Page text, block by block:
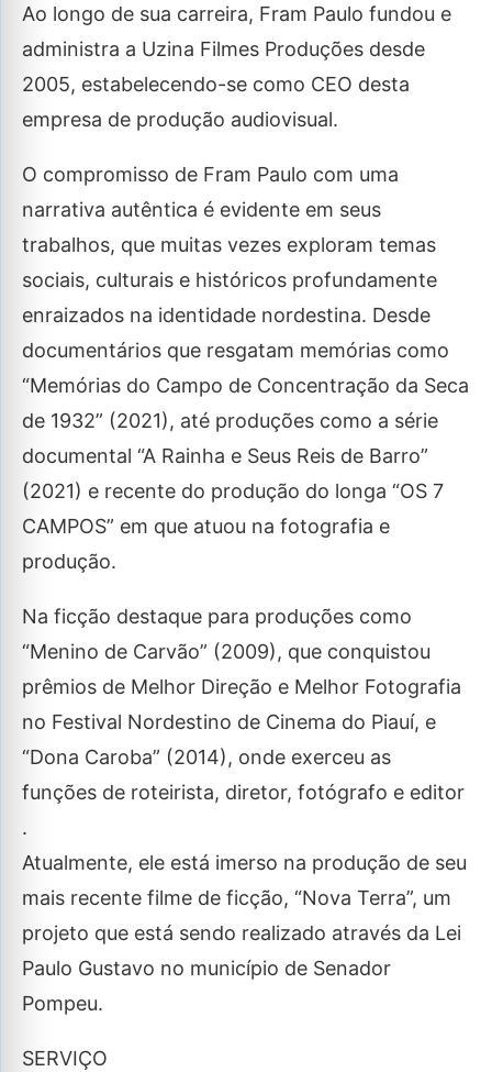
Ao longo de sua carreira, Fram Paulo fundou e
administra a Uzina Filmes Produções desde
2005, estabelecendo-se como CEO desta
empresa de produção audiovisual.
O compromisso de Fram Paulo com uma
narrativa autêntica é evidente em seus
trabalhos, que muitas vezes exploram temas
sociais, culturais e históricos profundamente
enraizados na identidade nordestina. Desde
documentários que resgatam memórias como
“Memórias do Campo de Concentração da Seca
de 1932” (2021), até produções como a série
documental “A Rainha e Seus Reis de Barro”
(2021) e recente do produção do longa “OS 7
CAMPOS” em que atuou na fotografia e
produção.
Na ficção destaque para produções como
“Menino de Carvão” (2009), que conquistou
prêmios de Melhor Direção e Melhor Fotografia
no Festival Nordestino de Cinema do Piauí, e
“Dona Caroba” (2014), onde exerceu as
funções de roteirista, diretor, fotógrafo e editor
.
Atualmente, ele está imerso na produção de seu
mais recente filme de ficção, “Nova Terra”, um
projeto que está sendo realizado através da Lei
Paulo Gustavo no município de Senador
Pompeu.
SERVIÇO